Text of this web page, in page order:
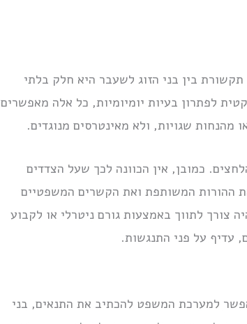
בין בני הזוג לשעבר היא חלק בלתי
לפתרון בעיות יומיומיות, כל אלה מאפשרים
מהנחות שגויות, ולא מאינטרסים מנוגדים.
כמובן, אין הכוונה לכך שעל הצדדים
ההורות המשותפת ואת הקשרים המשפטיים
צורך לתווך באמצעות גורם ניטרלי או לקבוע
עדיף על פני התנגשות.
למערכת המשפט להכתיב את התנאים, בני